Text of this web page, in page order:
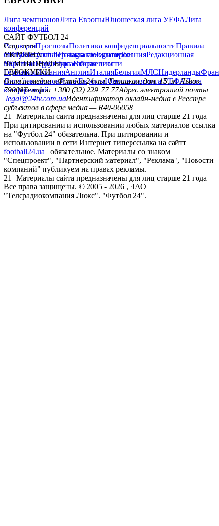
Лига чемпионовЛига ЕвропыЮношеская лига УЕФАЛига
конференций
САЙТ ФУТБОЛ 24
РедакцияПрогнозыПолитика конфиденциальностиПравила
сайтуКонтактыПравила комментированияРедакционная
политикаСтруктура собственности
Соц. сети
facebookxyoutubeinstagramtelegramviber
УКРАИНА
УкраинаПервая лигаВторая лига
ЧЕМПИОНАТЫ
ГерманияИспанияАнглияИталияБельгияМЛСНидерланды
ЕВРОКУБКИ
Лига чемпионовЛига ЕвропыЮношеская лига УЕФАЛига
конференций
Онлайн-медиа «Футбол 24»пл. Галицкая, дом. 15, м. Львов,
79008Телефон +380 (32) 229-77-77Адрес электронной почты
legal@24tv.com.uaИдентификатор онлайн-медиа в Реестре
субъектов в сфере медиа — R40-06058
21+Материалы сайта предназначены для лиц старше 21 года
При цитировании и использовании любых материалов ссылка
на "Футбол 24" обязательна. При цитировании и
использовании в сети Интернет гиперссылка на сайтт
football24.ua
обязательное. Материалы со знаком
"Спецпроект", "Партнерский материал", "Реклама", "Новости
компаний" публикуем на правах рекламы.
21+Материалы сайта предназначены для лиц старше 21 года
Все права защищены. © 2005 - 2026 , ЧАО
"Телерадиокомпания Люкс". "Футбол 24".